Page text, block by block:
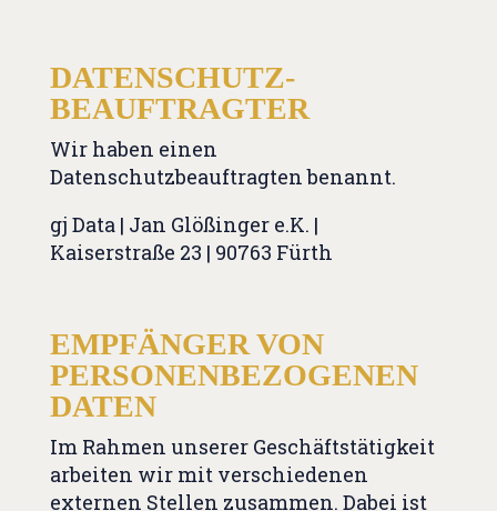
DATENSCHUTZ­
BEAUFTRAGTER
Wir haben einen
Datenschutzbeauftragten benannt.
gj Data | Jan Glößinger e.K. |
Kaiserstraße 23 | 90763 Fürth
EMPFÄNGER VON
PERSONENBEZOGENEN
DATEN
Im Rahmen unserer Geschäftstätigkeit
arbeiten wir mit verschiedenen
externen Stellen zusammen. Dabei ist